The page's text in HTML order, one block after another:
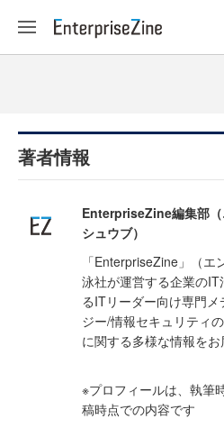
著者情報
EnterpriseZine編集部
シュウブ）
「EnterpriseZine」（
泳社が運営する企業の
るITリーダー向け専門
ジー/情報セキュリティ
に関する多様な情報をお
※プロフィールは、執筆
稿時点での内容です